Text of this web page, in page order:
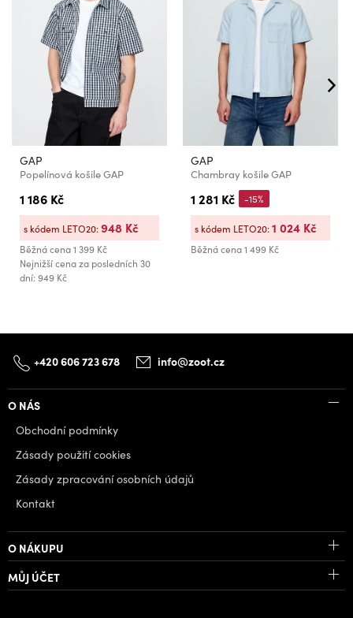
GAP
Popelínová košile GAP
1 186 Kč
Běžná cena1 399 Kč
Nejnižší cena za posledních 30
dní: 949 Kč
s kódem LETO20:948 Kč
GAP
Chambray košile GAP
1 281 Kč
Běžná cena1 499 Kč
-15%
s kódem LETO20:1 024 Kč
+420 606 723 678 info@zoot.cz
O NÁS
Obchodní podmínky
Zásady použití cookies
Zásady zpracování osobních údajů
Kontakt
O NÁKUPU
MŮJ ÚČET